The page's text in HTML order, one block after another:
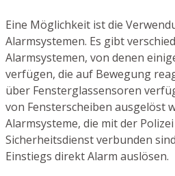
Eine Möglichkeit ist die
Alarmsystemen. Es gibt
Alarmsystemen, von denen
verfügen, die auf Bewegung
über Fensterglassensoren
von Fensterscheiben ausgelöst
Alarmsysteme, die mit der
Sicherheitsdienst verbunden
Einstiegs direkt Alarm auslösen.